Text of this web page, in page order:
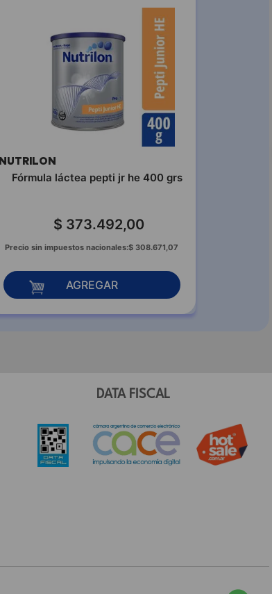
NUTRILON
Fórmula láctea pepti jr he 400 grs
$ 373.492,00
Precio sin impuestos nacionales:$ 308.671,07
AGREGAR
DATA FISCAL